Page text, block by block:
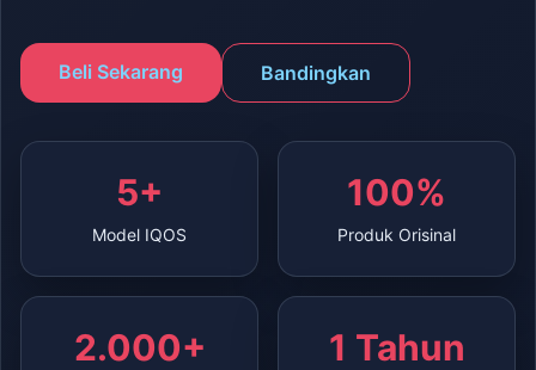
Beli Sekarang Bandingkan
5+
Model IQOS
100%
Produk Orisinal
2.000+ 1 Tahun